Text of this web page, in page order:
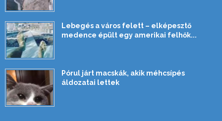
Lebegés a város felett – elképesztő
medence épült egy amerikai felhők...
Pórul járt macskák, akik méhcsípés
áldozatai lettek